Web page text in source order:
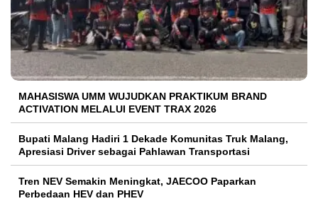
MAHASISWA UMM WUJUDKAN PRAKTIKUM BRAND
ACTIVATION MELALUI EVENT TRAX 2026
Bupati Malang Hadiri 1 Dekade Komunitas Truk Malang,
Apresiasi Driver sebagai Pahlawan Transportasi
Tren NEV Semakin Meningkat, JAECOO Paparkan
Perbedaan HEV dan PHEV